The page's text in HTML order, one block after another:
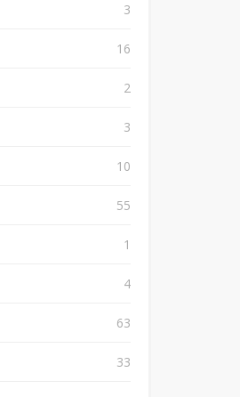
3
16
2
3
10
55
1
4
63
33